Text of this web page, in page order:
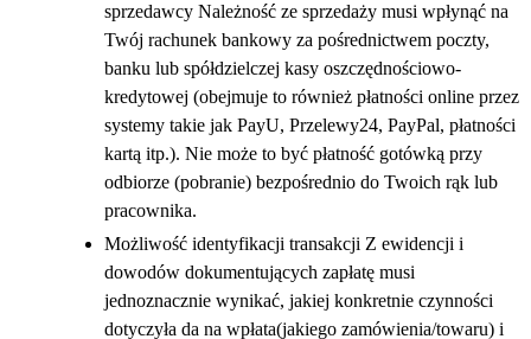
sprzedawcy Należność ze sprzedaży musi wpłynąć na
Twój rachunek bankowy za pośrednictwem poczty,
banku lub spółdzielczej kasy oszczędnościowo-
kredytowej (obejmuje to również płatności online przez
systemy takie jak PayU, Przelewy24, PayPal, płatności
kartą itp.). Nie może to być płatność gotówką przy
odbiorze (pobranie) bezpośrednio do Twoich rąk lub
pracownika.
Możliwość identyfikacji transakcji Z ewidencji i
dowodów dokumentujących zapłatę musi
jednoznacznie wynikać, jakiej konkretnie czynności
dotyczyła da na wpłata(jakiego zamówienia/towaru) i